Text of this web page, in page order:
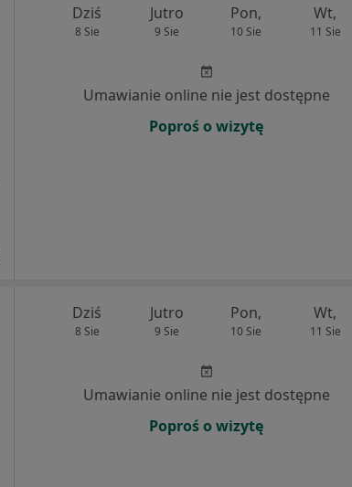
Dziś
8 Sie
Jutro
9 Sie
Pon,
10 Sie
Wt,
11 Sie
Umawianie online nie jest dostępne
Poproś o wizytę
Dziś
8 Sie
Jutro
9 Sie
Pon,
10 Sie
Wt,
11 Sie
Umawianie online nie jest dostępne
Poproś o wizytę